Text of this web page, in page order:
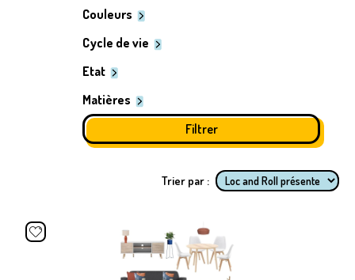
Couleurs
Cycle de vie
Etat
Matières
Trier par :